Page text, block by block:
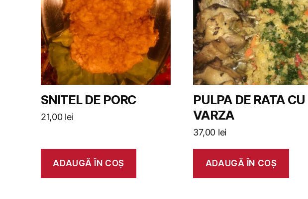
SNITEL DE PORC
21,00 lei
ADAUGĂ ÎN COȘ
PULPA DE RATA CU
VARZA
37,00 lei
ADAUGĂ ÎN COȘ